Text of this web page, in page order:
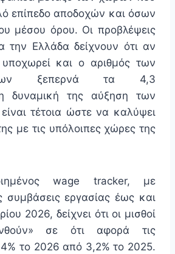
επίπεδο αποδοχών και όσων
μέσου όρου. Οι προβλέψεις
την Ελλάδα δείχνουν ότι αν
και ο αριθμός των
ξεπερνά τα 4,3
δυναμική της αύξηση των
τέτοια ώστε να καλύψει
με τις υπόλοιπες χώρες της
wage tracker, με
συμβάσεις εργασίας έως και
2026, δείχνει ότι οι μισθοί
σε ότι αφορά τις
το 2026 από 3,2% το 2025.